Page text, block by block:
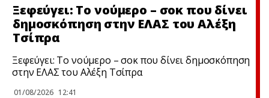
Ξεφεύγει: Το νούμερο – σοκ που δίνει
δημοσκόπηση στην ΕΛΑΣ του Αλέξη
Τσίπρα
Ξεφεύγει: Το νούμερο – σοκ που δίνει δημοσκόπηση
στην ΕΛΑΣ του Αλέξη Τσίπρα
01/08/2026 12:41